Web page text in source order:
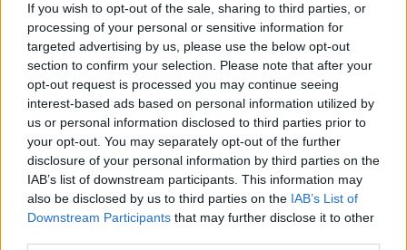
If you wish to opt-out of the sale, sharing to third parties, or
processing of your personal or sensitive information for
targeted advertising by us, please use the below opt-out
section to confirm your selection. Please note that after your
opt-out request is processed you may continue seeing
interest-based ads based on personal information utilized by
us or personal information disclosed to third parties prior to
your opt-out. You may separately opt-out of the further
disclosure of your personal information by third parties on the
IAB’s list of downstream participants. This information may
also be disclosed by us to third parties on the IAB’s List of
Downstream Participants that may further disclose it to other
ZDROJ časopis Môj dom 2/2017
Kategória: Dekor Doplnky
Tagy: aranžmán jarne kvety
Zdieľať článok